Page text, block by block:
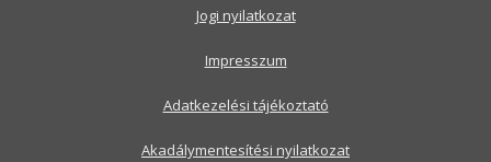
Jogi nyilatkozat
Impresszum
Adatkezelési tájékoztató
Akadálymentesítési nyilatkozat